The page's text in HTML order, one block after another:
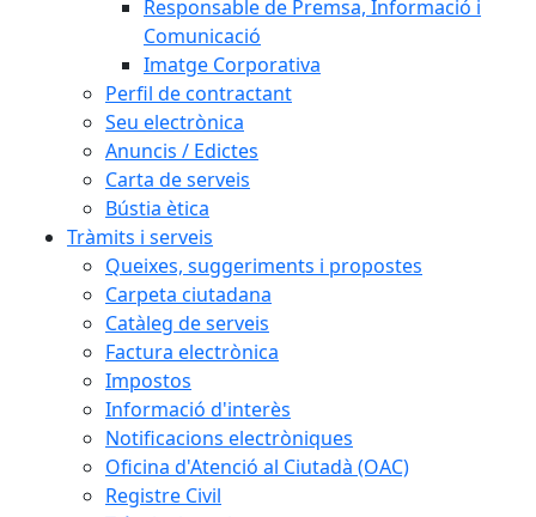
Responsable de Premsa, Informació i
Comunicació
Imatge Corporativa
Perfil de contractant
Seu electrònica
Anuncis / Edictes
Carta de serveis
Bústia ètica
Tràmits i serveis
Queixes, suggeriments i propostes
Carpeta ciutadana
Catàleg de serveis
Factura electrònica
Impostos
Informació d'interès
Notificacions electròniques
Oficina d'Atenció al Ciutadà (OAC)
Registre Civil